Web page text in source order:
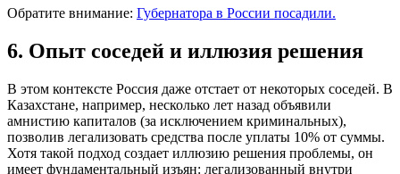
Обратите внимание: Губернатора в России посадили.
6. Опыт соседей и иллюзия решения
В этом контексте Россия даже отстает от некоторых соседей. В
Казахстане, например, несколько лет назад объявили
амнистию капиталов (за исключением криминальных),
позволив легализовать средства после уплаты 10% от суммы.
Хотя такой подход создает иллюзию решения проблемы, он
имеет фундаментальный изъян: легализованный внутри